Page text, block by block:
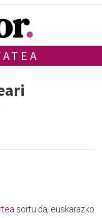
sortu da, euskarazko